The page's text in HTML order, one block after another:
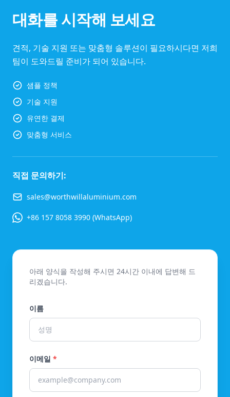
대화를 시작해 보세요
견적, 기술 지원 또는 맞춤형 솔루션이 필요하시다면 저희
팀이 도와드릴 준비가 되어 있습니다.
샘플 정책
기술 지원
유연한 결제
맞춤형 서비스
직접 문의하기:
sales@worthwillaluminium.com
+86 157 8058 3990 (WhatsApp)
아래 양식을 작성해 주시면 24시간 이내에 답변해 드
리겠습니다.
이름
이메일 *